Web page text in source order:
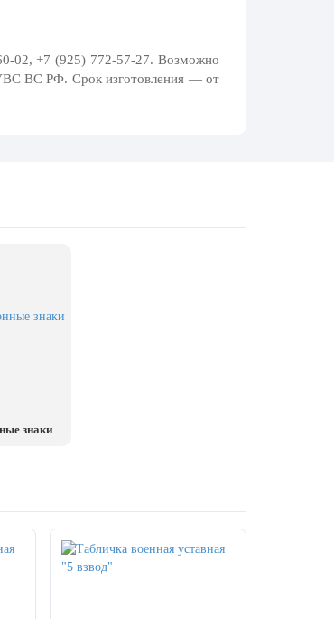
02, +7 (925) 772-57-27. Возможно
ВС РФ. Срок изготовления — от
знаки